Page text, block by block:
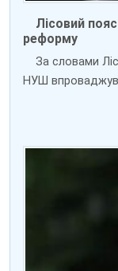
Лісовий
реформу
За словами
НУШ